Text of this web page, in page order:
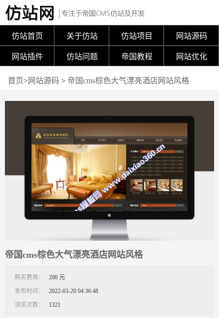
仿站首页 关于仿站 仿站项目 网站源码
网站插件 仿站问题 帝国教程 网站优化
首页>网站源码 > 帝国cms棕色大气漂亮酒店网站风格
帝国cms棕色大气漂亮酒店网站风格
购买费用：
200 元
发布时间：
2022-03-20 04:36:48
浏览次数：
1321